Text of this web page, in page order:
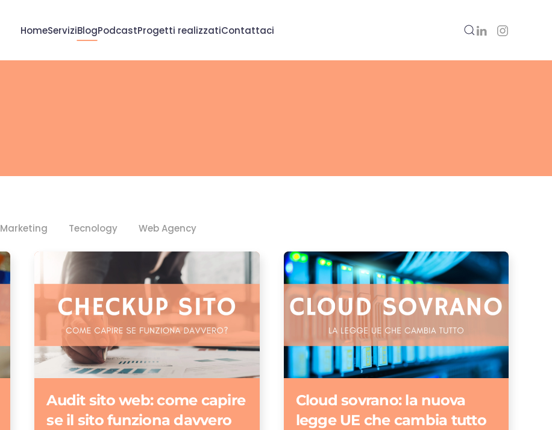
HomeServiziBlogPodcastProgetti realizzatiContattaci
Marketing Tecnology Web Agency
Audit sito web: come capire
se il sito funziona davvero
Cloud sovrano: la nuova
legge UE che cambia tutto